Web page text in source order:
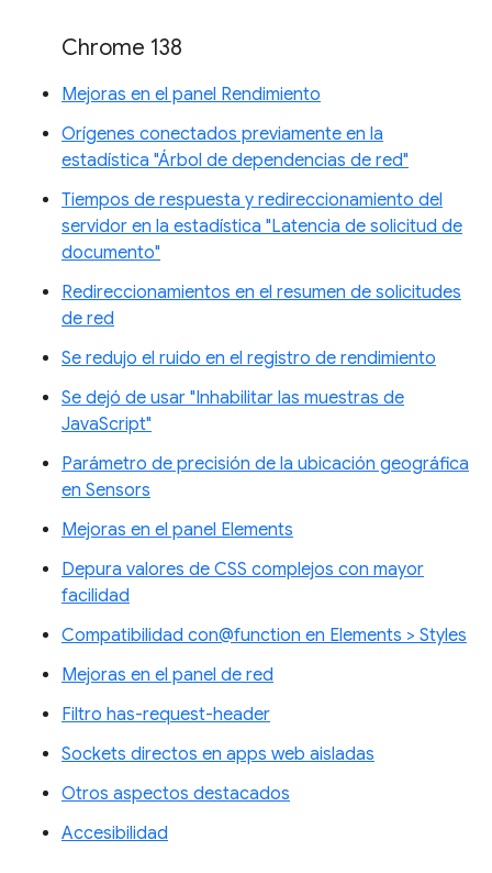
Chrome 138
Mejoras en el panel Rendimiento
Orígenes conectados previamente en la
estadística "Árbol de dependencias de red"
Tiempos de respuesta y redireccionamiento del
servidor en la estadística "Latencia de solicitud de
documento"
Redireccionamientos en el resumen de solicitudes
de red
Se redujo el ruido en el registro de rendimiento
Se dejó de usar "Inhabilitar las muestras de
JavaScript"
Parámetro de precisión de la ubicación geográfica
en Sensors
Mejoras en el panel Elements
Depura valores de CSS complejos con mayor
facilidad
Compatibilidad con@function en Elements > Styles
Mejoras en el panel de red
Filtro has-request-header
Sockets directos en apps web aisladas
Otros aspectos destacados
Accesibilidad